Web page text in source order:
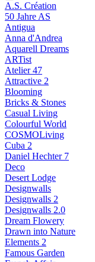
A.S. Création
50 Jahre AS
Antigua
Anna d'Andrea
Aquarell Dreams
ARTist
Atelier 47
Attractive 2
Blooming
Bricks & Stones
Casual Living
Colourful World
COSMOLiving
Cuba 2
Daniel Hechter 7
Deco
Desert Lodge
Designwalls
Designwalls 2
Designwalls 2.0
Dream Flowery
Drawn into Nature
Elements 2
Famous Garden